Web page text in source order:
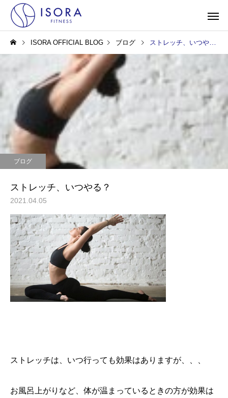
ISORA OFFICIAL BLOG ブログ ストレッチ、いつやる？
ブログ
ストレッチ、いつやる？
2021.04.05
ストレッチは、いつ行っても効果はありますが、、、
お風呂上がりなど、体が温まっているときの方が効果は